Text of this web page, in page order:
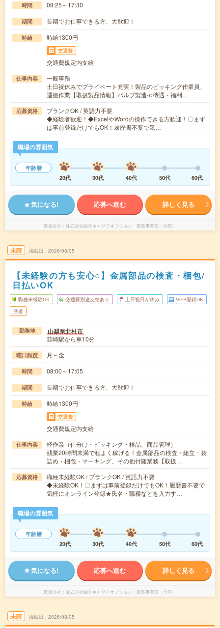
時間 08:25～17:30
期間 長期でお仕事できる方、大歓迎！
時給 時給1300円
交通費
交通費規定内支給
仕事内容
一般事務
土日祝休みでプライベート充実！製品のピッキング作業員、
運搬作業【取扱製品情報】バルブ製造≪待遇・福利…
応募資格
ブランクOK / 英語力不要
◆経験者歓迎！◆ExcelやWordの操作できる方歓迎！〇まず
は事前登録だけでもOK！履歴書不要で気…
職場の雰囲気
年齢層
20代
30代 40代 50代 60代
気になる! 応募へ進む 詳しく見る
派遣会社 株式会社綜合キャリアオプション 製造事業部（全国）
未読 掲載日 2026/08/05
【未経験の方も安心○】金属部品の検査・梱包/
日払いOK
職種未経験OK 交通費別途支給あり 土日祝日が休み WEB登録OK
派遣
勤務地 山梨県北杜市
韮崎駅から車10分
曜日頻度 月～金
時間 08:00～17:05
期間 長期でお仕事できる方、大歓迎！
時給 時給1300円
交通費
交通費規定内支給
仕事内容
軽作業（仕分け・ピッキング・検品、商品管理）
残業20時間未満で程よく稼げる！金属部品の検査・組立・袋
詰め・梱包・マーキング、その他付随業務【取扱…
応募資格
職種未経験OK / ブランクOK / 英語力不要
◆未経験OK！〇まずは事前登録だけでもOK！履歴書不要で
気軽にオンライン登録★氏名・職種などを入力す…
職場の雰囲気
年齢層
20代
30代 40代 50代 60代
気になる! 応募へ進む 詳しく見る
派遣会社 株式会社綜合キャリアオプション 製造事業部（全国）
未読 掲載日 2026/08/05